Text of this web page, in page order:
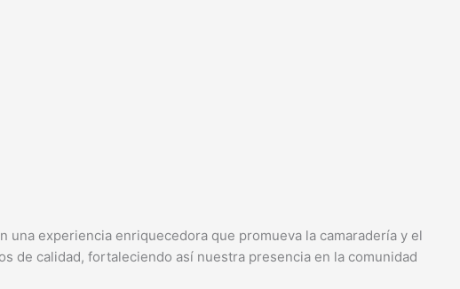
experiencia enriquecedora que promueva la camaradería y el
de calidad, fortaleciendo así nuestra presencia en la comunidad